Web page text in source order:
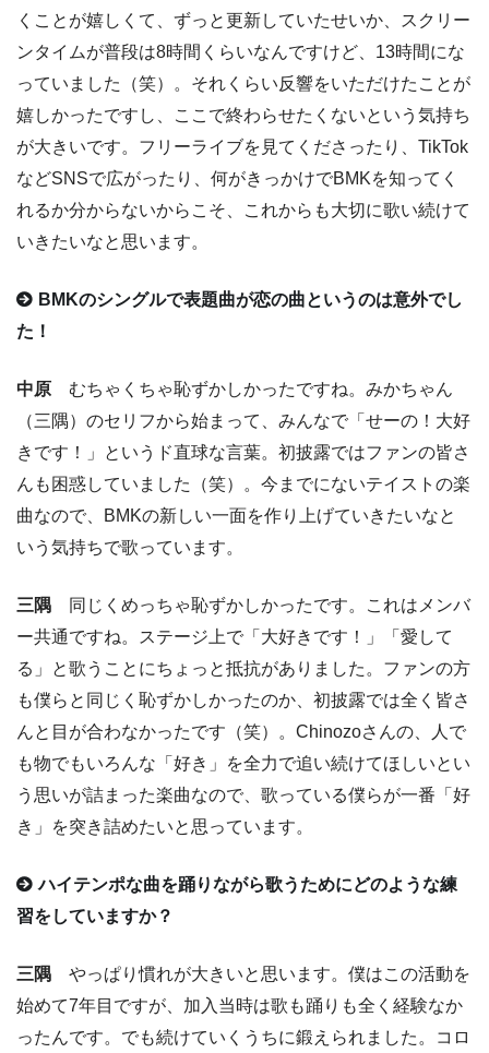
くことが嬉しくて、ずっと更新していたせいか、スクリー
ンタイムが普段は8時間くらいなんですけど、13時間にな
っていました（笑）。それくらい反響をいただけたことが
嬉しかったですし、ここで終わらせたくないという気持ち
が大きいです。フリーライブを見てくださったり、TikTok
などSNSで広がったり、何がきっかけでBMKを知ってく
れるか分からないからこそ、これからも大切に歌い続けて
いきたいなと思います。
BMKのシングルで表題曲が恋の曲というのは意外でし
た！
中原 むちゃくちゃ恥ずかしかったですね。みかちゃん
（三隅）のセリフから始まって、みんなで「せーの！大好
きです！」というド直球な言葉。初披露ではファンの皆さ
んも困惑していました（笑）。今までにないテイストの楽
曲なので、BMKの新しい一面を作り上げていきたいなと
いう気持ちで歌っています。
三隅
同じくめっちゃ恥ずかしかったです。これはメンバ
ー共通ですね。ステージ上で「大好きです！」「愛して
る」と歌うことにちょっと抵抗がありました。ファンの方
も僕らと同じく恥ずかしかったのか、初披露では全く皆さ
んと目が合わなかったです（笑）。Chinozoさんの、人で
も物でもいろんな「好き」を全力で追い続けてほしいとい
う思いが詰まった楽曲なので、歌っている僕らが一番「好
き」を突き詰めたいと思っています。
ハイテンポな曲を踊りながら歌うためにどのような練
習をしていますか？
三隅 やっぱり慣れが大きいと思います。僕はこの活動を
始めて7年目ですが、加入当時は歌も踊りも全く経験なか
ったんです。でも続けていくうちに鍛えられました。コロ